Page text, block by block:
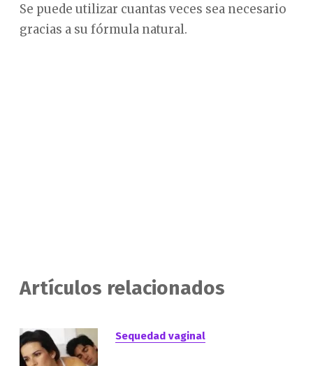
Se puede utilizar cuantas veces sea necesario
gracias a su fórmula natural.
Artículos relacionados
Sequedad vaginal